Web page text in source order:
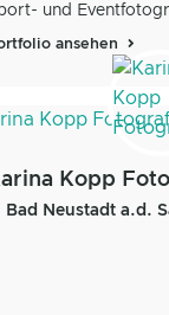
und
ansehen
Kopp
Bad Neustadt a.d.